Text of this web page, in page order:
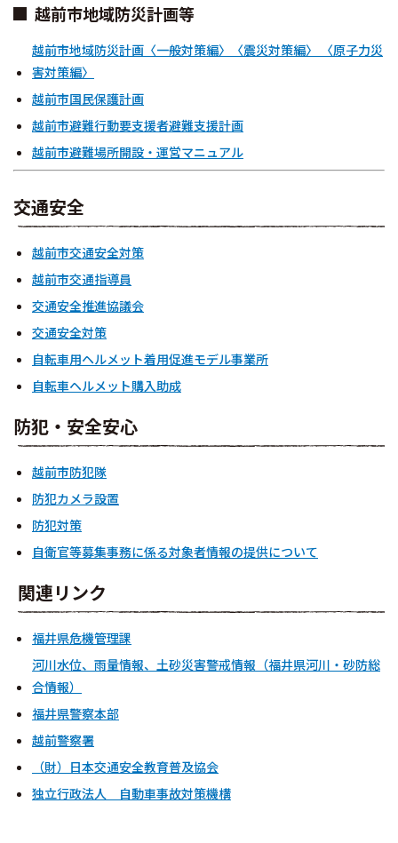
越前市地域防災計画等
越前市地域防災計画〈一般対策編〉〈震災対策編〉 〈原子力災
害対策編〉
越前市国民保護計画
越前市避難行動要支援者避難支援計画
越前市避難場所開設・運営マニュアル
交通安全
越前市交通安全対策
越前市交通指導員
交通安全推進協議会
交通安全対策
自転車用ヘルメット着用促進モデル事業所
自転車ヘルメット購入助成
防犯・安全安心
越前市防犯隊
防犯カメラ設置
防犯対策
自衛官等募集事務に係る対象者情報の提供について
関連リンク
福井県危機管理課
河川水位、雨量情報、土砂災害警戒情報（福井県河川・砂防総
合情報）
福井県警察本部
越前警察署
（財）日本交通安全教育普及協会
独立行政法人 自動車事故対策機構